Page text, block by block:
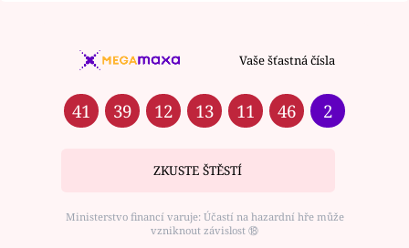
Vaše šťastná čísla
41 39 12 13 11 46 2
ZKUSTE ŠTĚSTÍ
Ministerstvo financí varuje: Účastí na hazardní hře může
vzniknout závislost ⑱